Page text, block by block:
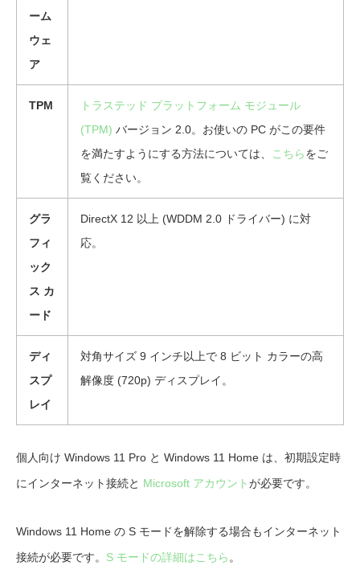
ーム
ウェ
ア
TPM
トラステッド プラットフォーム モジュール
(TPM) バージョン 2.0。お使いの PC がこの要件
を満たすようにする方法については、
こちらをご
覧ください。
グラ
フィ
ック
ス カ
ード
DirectX 12 以上 (WDDM 2.0 ドライバー) に対
応。
ディ
スプ
レイ
対角サイズ 9 インチ以上で 8 ビット カラーの高
解像度 (720p) ディスプレイ。
個人向け Windows 11 Pro と Windows 11 Home は、初期設定時
にインターネット接続と Microsoft アカウントが必要です。
Windows 11 Home の S モードを解除する場合もインターネット
接続が必要です。 S モードの詳細はこちら 。